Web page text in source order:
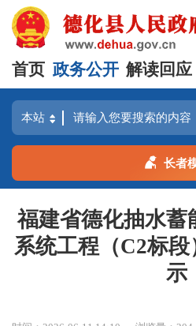
首页 政务公开 解读回应
长者
福建省德化抽水蓄
系统工程（C2标
示